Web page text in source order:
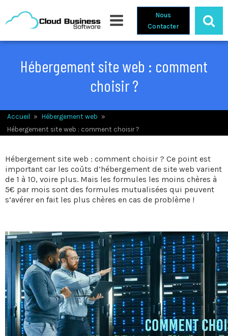
Nous
Contacter
Hébergement site web : comment
choisir ?
Accueil » Hébergement web »
Hébergement site web : comment choisir ?
Hébergement site web : comment choisir ? Ce point est
important car les coûts d’hébergement de site web varient
de 1 à 10, voire plus. Mais les formules les moins chères à
5€ par mois sont des formules mutualisées qui peuvent
s’avérer en fait les plus chères en cas de problème !